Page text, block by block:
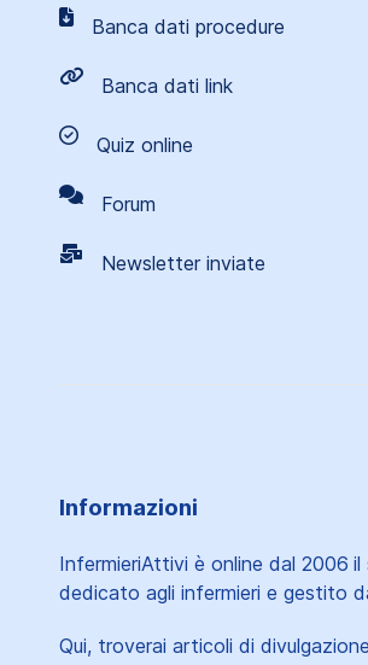
Banca dati procedure
Banca dati link
Quiz online
Forum
Newsletter inviate
Informazioni
InfermieriAttivi è online dal 2006 il
dedicato agli infermieri e gestito
Qui, troverai articoli di